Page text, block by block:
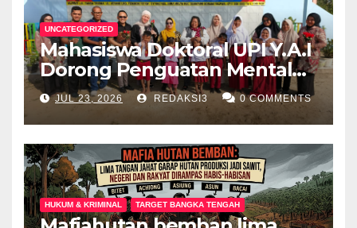
UNCATEGORIZED
Mahasiswa Doktoral UPI Y.A.I
Dorong Penguatan Mental
Keluarga Anak
Berkebutuhan Khusus di
Palembang
JUL 23, 2026 REDAKSI3 0 COMMENTS
HUKUM & KRIMINAL TARGET BANGKA TENGAH